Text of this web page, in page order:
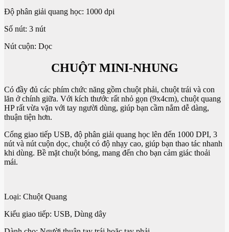
Độ phân giải quang học: 1000 dpi
Số nút: 3 nút
Nút cuộn: Dọc
CHUỘT MINI-NHUNG
Có đầy đủ các phím chức năng gồm chuột phải, chuột trái và con
lăn ở chính giữa. Với kích thước rất nhỏ gọn (9x4cm), chuột quang
HP rất vừa vặn với tay người dùng, giúp bạn cầm nắm dễ dàng,
thuận tiện hơn.
Cổng giao tiếp USB, độ phân giải quang học lên đến 1000 DPI, 3
nút và nút cuộn dọc, chuột có độ nhạy cao, giúp bạn thao tác nhanh
khi dùng. Bề mặt chuột bóng, mang đến cho bạn cảm giác thoải
mái.
Loại: Chuột Quang
Kiểu giao tiếp: USB, Dùng dây